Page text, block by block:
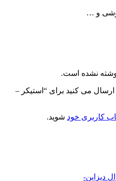
و …
نشده است.
ارسال می کنید برای “استیکر –
کاربری خود شوید.